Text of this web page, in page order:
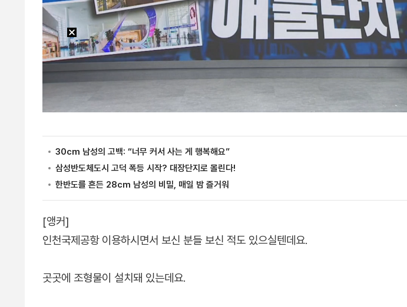
[앵커]
인천국제공항 이용하시면서 보신 분들 보신 적도 있으실텐데요.
곳곳에 조형물이 설치돼 있는데요.